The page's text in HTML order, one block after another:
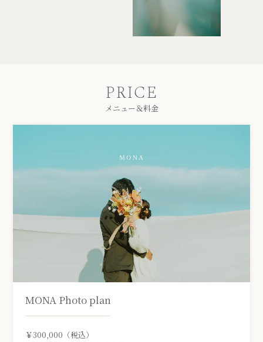
PRICE
メニュー＆料金
MONA Photo plan
￥300,000（税込）